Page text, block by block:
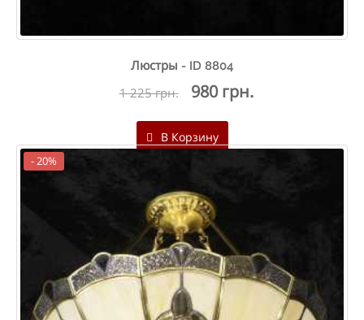
Люстры - ID 8804
1 225 грн. 980 грн.
В Корзину
- 20%